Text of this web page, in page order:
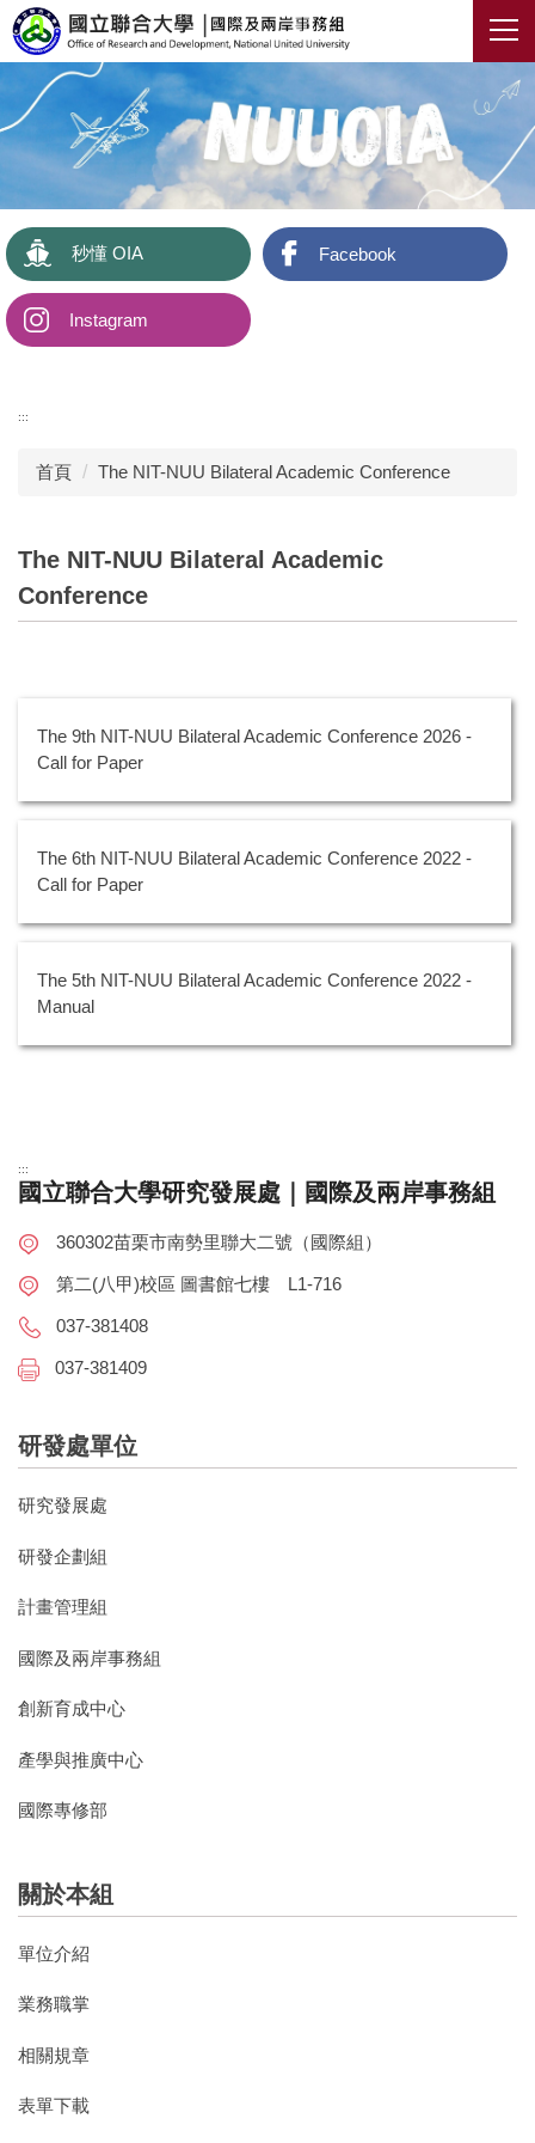
跳
到
內
容
秒懂 OIA Facebook
Instagram
:::
首頁 The NIT-NUU Bilateral Academic Conference
The NIT-NUU Bilateral Academic
Conference
The 9th NIT-NUU Bilateral Academic Conference 2026 -
Call for Paper
The 6th NIT-NUU Bilateral Academic Conference 2022 -
Call for Paper
The 5th NIT-NUU Bilateral Academic Conference 2022 -
Manual
:::
國立聯合大學研究發展處｜國際及兩岸事務組
360302苗栗市南勢里聯大二號（國際組）
第二(八甲)校區 圖書館七樓 L1-716
037-381408
037-381409
研發處單位
研究發展處
研發企劃組
計畫管理組
國際及兩岸事務組
創新育成中心
產學與推廣中心
國際專修部
關於本組
單位介紹
業務職掌
相關規章
表單下載